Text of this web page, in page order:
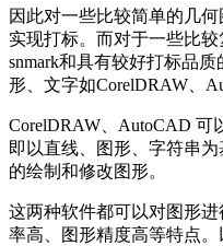
因此对一些比较简单的几
实现打标。而对于一些比
snmark和具有较好打标品
形、文字如CorelDRAW、
CorelDRAW、AutoCAD 可
即以直线、图形、字符串
的绘制和修改图形。
这两种软件都可以对图形
率高、图形精度高等特点